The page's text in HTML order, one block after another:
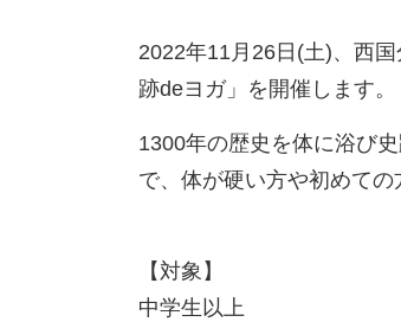
2022年11月26日(土)、西
跡deヨガ」を開催します。
1300年の歴史を体に浴び
で、体が硬い方や初めての
【対象】
中学生以上